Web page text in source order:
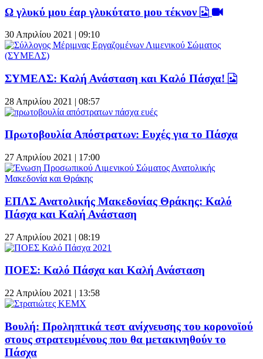
Ω γλυκύ μου έαρ γλυκύτατο μου τέκνον
30 Απριλίου 2021 | 09:10
ΣΥΜΕΛΣ: Καλή Ανάσταση και Καλό Πάσχα!
28 Απριλίου 2021 | 08:57
Πρωτοβουλία Απόστρατων: Ευχές για το Πάσχα
27 Απριλίου 2021 | 17:00
ΕΠΛΣ Ανατολικής Μακεδονίας Θράκης: Καλό
Πάσχα και Καλή Ανάσταση
27 Απριλίου 2021 | 08:19
ΠΟΕΣ: Καλό Πάσχα και Καλή Ανάσταση
22 Απριλίου 2021 | 13:58
Βουλή: Προληπτικά τεστ ανίχνευσης του κορονοϊού
στους στρατευμένους που θα μετακινηθούν το
Πάσχα